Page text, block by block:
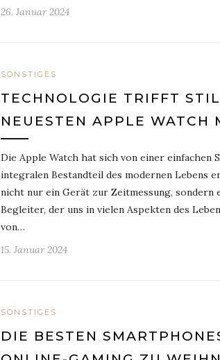
26. Januar 2024
SONSTIGES
TECHNOLOGIE TRIFFT
NEUESTEN APPLE WATCH
Die Apple Watch hat sich von einer einfachen
integralen Bestandteil des modernen Lebens
nicht nur ein Gerät zur Zeitmessung, sondern
Begleiter, der uns in vielen Aspekten des
von…
15. Januar 2024
SONSTIGES
DIE BESTEN